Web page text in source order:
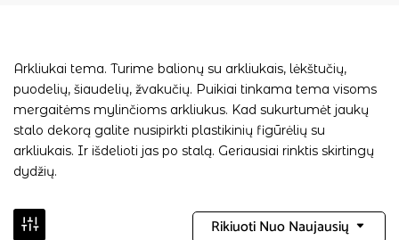
Arkliukai tema. Turime balionų su arkliukais, lėkštučių,
puodelių, šiaudelių, žvakučių. Puikiai tinkama tema visoms
mergaitėms mylinčioms arkliukus. Kad sukurtumėt jaukų
stalo dekorą galite nusipirkti plastikinių figūrėlių su
arkliukais. Ir išdelioti jas po stalą. Geriausiai rinktis skirtingų
dydžių.
Rikiuoti Nuo Naujausių